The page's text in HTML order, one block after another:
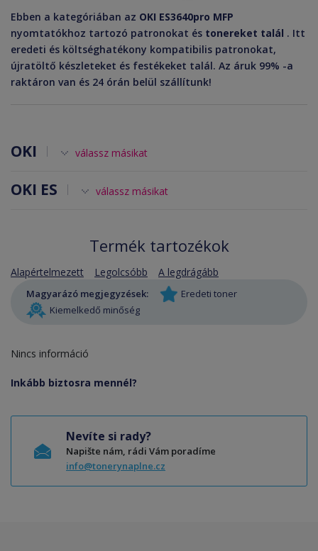
Ebben a kategóriában az OKI ES3640pro MFP
nyomtatókhoz tartozó patronokat és tonereket talál . Itt
eredeti és költséghatékony kompatibilis patronokat,
újratöltő készleteket és festékeket talál. Az áruk 99% -a
raktáron van és 24 órán belül szállítunk!
OKI válassz másikat
OKI ES válassz másikat
Termék tartozékok
Alapértelmezett Legolcsóbb A legdrágább
Magyarázó megjegyzések:
Eredeti toner
Kiemelkedő minőség
Nincs információ
Inkább biztosra mennél?
Nevíte si rady?
Napište nám, rádi Vám poradíme
info@tonerynaplne.cz